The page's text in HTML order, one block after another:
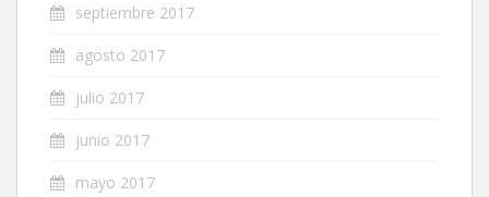
septiembre 2017
agosto 2017
julio 2017
junio 2017
mayo 2017